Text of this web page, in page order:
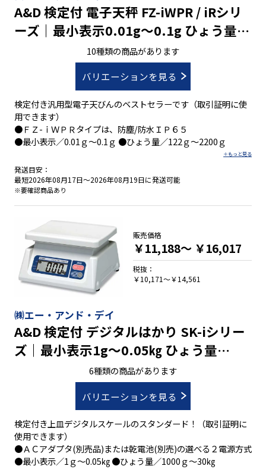
A&D 検定付 電子天秤 FZ-iWPR / iRシリ
ーズ｜最小表示0.01g～0.1g ひょう量
122g～2200g10種類の商品があります
バリエーションを見る
検定付き汎用型電子天びんのベストセラーです（取引証明に使
用できます）
●ＦＺ-ｉＷＰＲタイプは、防塵/防水ＩＰ６５
●最小表示／0.01ｇ～0.1ｇ ●ひょう量／122ｇ～2200ｇ
発送目安：
最短2026年08月17日～2026年08月19日に発送可能
※要確認商品あり
㈱エー・アンド・デイ
A&D 検定付 デジタルはかり SK-iシリー
ズ｜最小表示1g～0.05㎏ ひょう量
1000g～30㎏6種類の商品があります
バリエーションを見る
検定付き上皿デジタルスケールのスタンダード！（取引証明に
使用できます）
●ＡＣアダプタ(別売品)または乾電池(別売)の選べる２電源方式
●最小表示／1ｇ～0.05㎏ ●ひょう量／1000ｇ～30㎏
販売価格
￥11,188～ ￥16,017
税抜：
￥10,171～￥14,561